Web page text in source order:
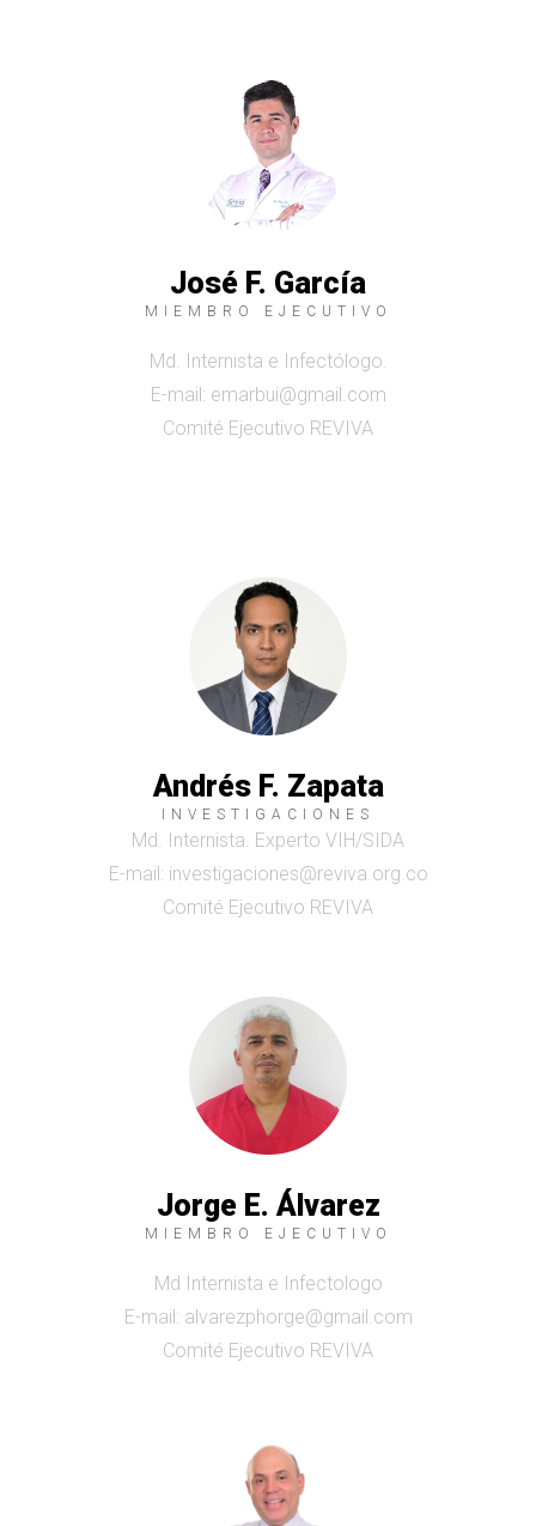
José F. García
MIEMBRO EJECUTIVO
Md. Internista e Infectólogo.
E-mail: emarbui@gmail.com
Comité Ejecutivo REVIVA
Andrés F. Zapata
INVESTIGACIONES
Md. Internista. Experto VIH/SIDA
E-mail: investigaciones@reviva.org.co
Comité Ejecutivo REVIVA
Jorge E. Álvarez
MIEMBRO EJECUTIVO
Md Internista e Infectologo
E-mail: alvarezphorge@gmail.com
Comité Ejecutivo REVIVA